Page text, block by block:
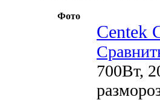
Фото
Centek
700Вт,